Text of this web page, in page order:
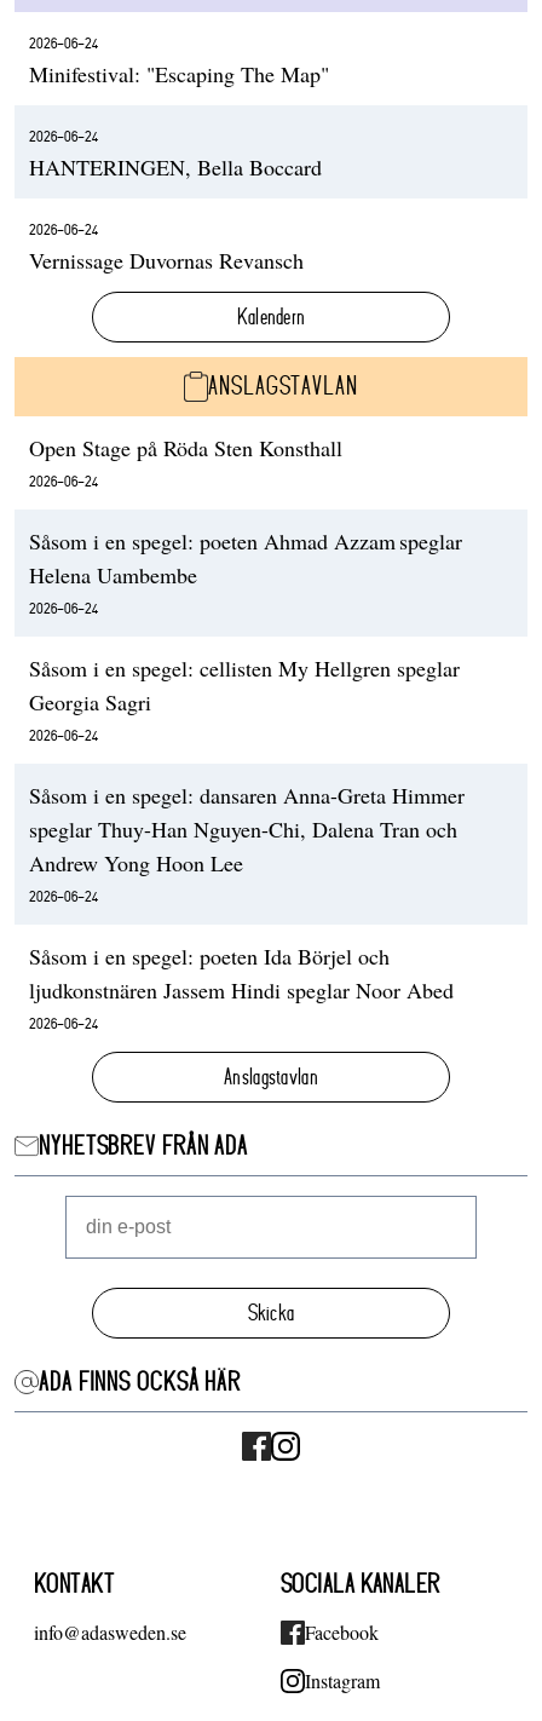
2026-06-24
Minifestival: "Escaping The Map"
2026-06-24
HANTERINGEN, Bella Boccard
2026-06-24
Vernissage Duvornas Revansch
Kalendern
ANSLAGSTAVLAN
Open Stage på Röda Sten Konsthall
2026-06-24
Såsom i en spegel: poeten Ahmad Azzam speglar
Helena Uambembe
2026-06-24
Såsom i en spegel: cellisten My Hellgren speglar
Georgia Sagri
2026-06-24
Såsom i en spegel: dansaren Anna-Greta Himmer
speglar Thuy-Han Nguyen-Chi, Dalena Tran och
Andrew Yong Hoon Lee
2026-06-24
Såsom i en spegel: poeten Ida Börjel och
ljudkonstnären Jassem Hindi speglar Noor Abed
2026-06-24
Anslagstavlan
NYHETSBREV FRÅN ADA
Skicka
ADA FINNS OCKSÅ HÄR
KONTAKT
info@adasweden.se
SOCIALA KANALER
Facebook
Instagram